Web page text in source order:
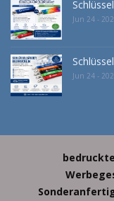
Jun 24 -
Jun 24 -